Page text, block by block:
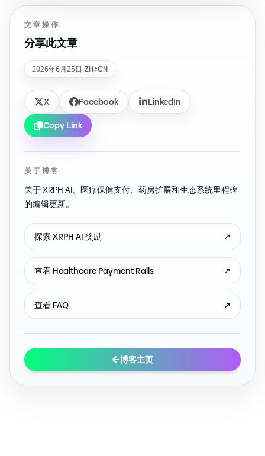
文章操作
分享此文章
2026年6月25日·ZH-CN
X Facebook
LinkedIn
Copy Link
关于博客
关于 XRPH AI、医疗保健支付、药房扩展和生态系统里程碑
的编辑更新。
探索 XRPH AI 奖励 ↗
查看 Healthcare Payment Rails ↗
查看 FAQ ↗
博客主页